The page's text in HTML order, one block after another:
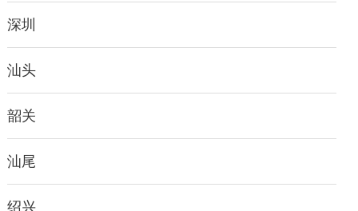
深圳
汕头
韶关
汕尾
绍兴